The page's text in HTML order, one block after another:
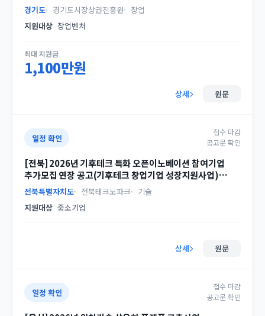
경기도 경기도시장상권진흥원
창업
지원대상 창업벤처
최대 지원금
1,100만원
상세 원문
일정 확인
[전북] 2026년 기후테크 특화 오픈이노베이션 참여기업
추가모집 연장 공고(기후테크 창업기업 성장지원사업)
(유형1 추가)
전북특별자치도 전북테크노파크
기술
지원대상 중소기업
접수 마감
공고문 확인
상세 원문
일정 확인
접수 마감
공고문 확인